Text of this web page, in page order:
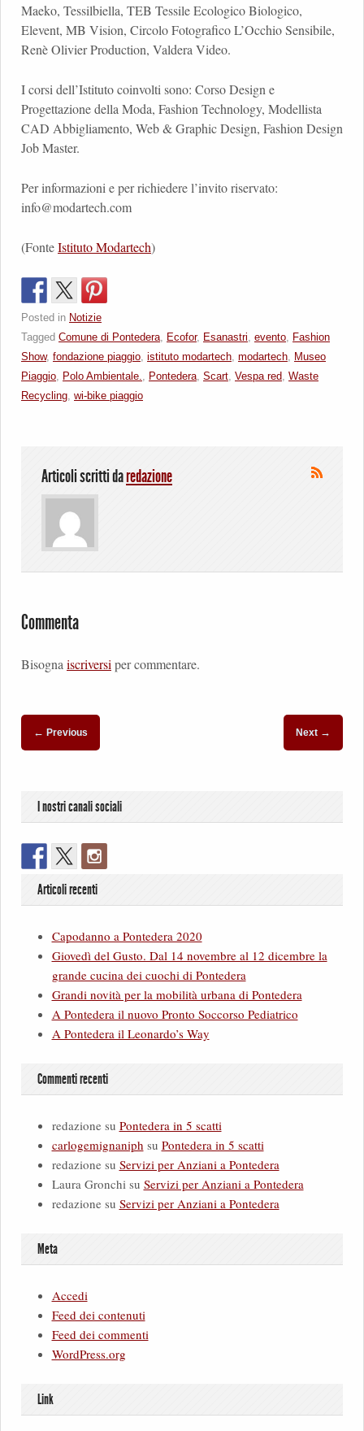
Maeko, Tessilbiella, TEB Tessile Ecologico Biologico,
Elevent, MB Vision, Circolo Fotografico L’Occhio Sensibile,
Renè Olivier Production, Valdera Video.
I corsi dell’Istituto coinvolti sono: Corso Design e
Progettazione della Moda, Fashion Technology, Modellista
CAD Abbigliamento, Web & Graphic Design, Fashion Design
Job Master.
Per informazioni e per richiedere l’invito riservato:
info@modartech.com
(FonteIstituto Modartech)
Posted in Notizie
Tagged Comune di Pontedera Ecofor, Esanastri evento Fashion
Show, fondazione piaggio istituto modartech modartech Museo
Piaggio Polo Ambientale. Pontedera Scart Vespa red Waste
Recycling wi-bike piaggio
Articoli scritti daredazione
Commenta
Bisogna iscriversi per commentare.
← Previous Next →
I nostri canali sociali
Articoli recenti
Capodanno a Pontedera 2020
Giovedì del Gusto. Dal 14 novembre al 12 dicembre la
grande cucina dei cuochi di Pontedera
Grandi novità per la mobilità urbana di Pontedera
A Pontedera il nuovo Pronto Soccorso Pediatrico
A Pontedera il Leonardo’s Way
Commenti recenti
redazionesu Pontedera in 5 scatti
carlogemignaniph su Pontedera in 5 scatti
redazionesu Servizi per Anziani a Pontedera
Laura Gronchi su Servizi per Anziani a Pontedera
redazionesu Servizi per Anziani a Pontedera
Meta
Accedi
Feed dei contenuti
Feed dei commenti
WordPress.org
Link